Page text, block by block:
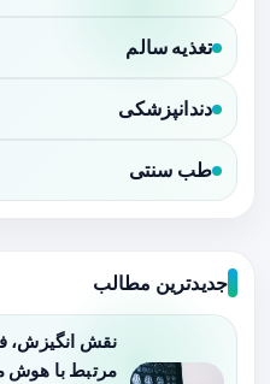
تغذیه سالم
دندانپزشکی
طب سنتی
جدیدترین مطالب
نقش انگیزش،
مرتبط با هوش